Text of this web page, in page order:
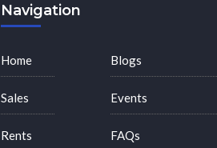
Navigation
Home
Sales
Rents
Blogs
Events
FAQs